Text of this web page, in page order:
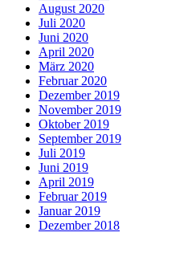
August 2020
Juli 2020
Juni 2020
April 2020
März 2020
Februar 2020
Dezember 2019
November 2019
Oktober 2019
September 2019
Juli 2019
Juni 2019
April 2019
Februar 2019
Januar 2019
Dezember 2018